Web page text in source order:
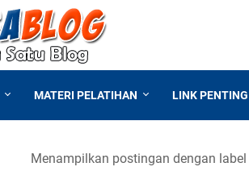
MATERI PELATIHAN LINK PENTING
Menampilkan postingan dengan label